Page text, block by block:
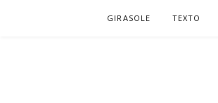
GIRASOLE TEXTO